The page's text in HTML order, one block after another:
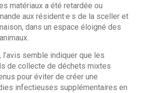
matériaux a été retardée ou
aux résident·e·s de la sceller et
dans un espace éloigné des
l’avis semble indiquer que les
de collecte de déchets mixtes
pour éviter de créer une
infectieuses supplémentaires en